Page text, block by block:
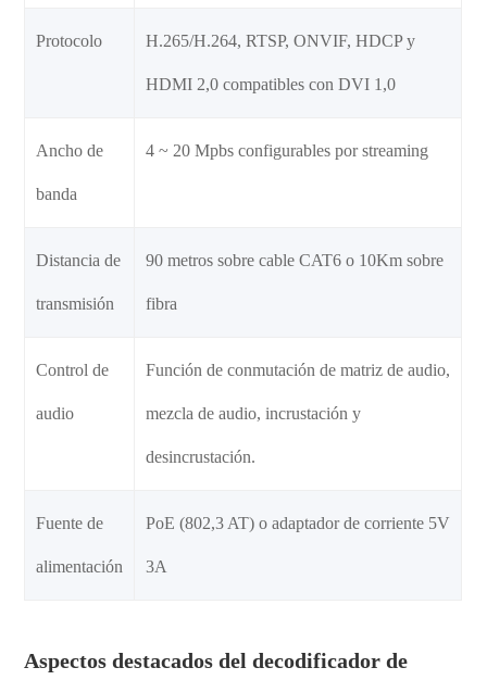
Protocolo H.265/H.264, RTSP, ONVIF, HDCP y
HDMI 2,0 compatibles con DVI 1,0
Ancho de
banda
4 ~ 20 Mpbs configurables por streaming
Distancia de
transmisión
90 metros sobre cable CAT6 o 10Km sobre
fibra
Control de
audio
Función de conmutación de matriz de audio,
mezcla de audio, incrustación y
desincrustación.
Fuente de
alimentación
PoE (802,3 AT) o adaptador de corriente 5V
3A
Aspectos destacados del decodificador de